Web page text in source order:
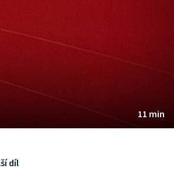
11 min
díl